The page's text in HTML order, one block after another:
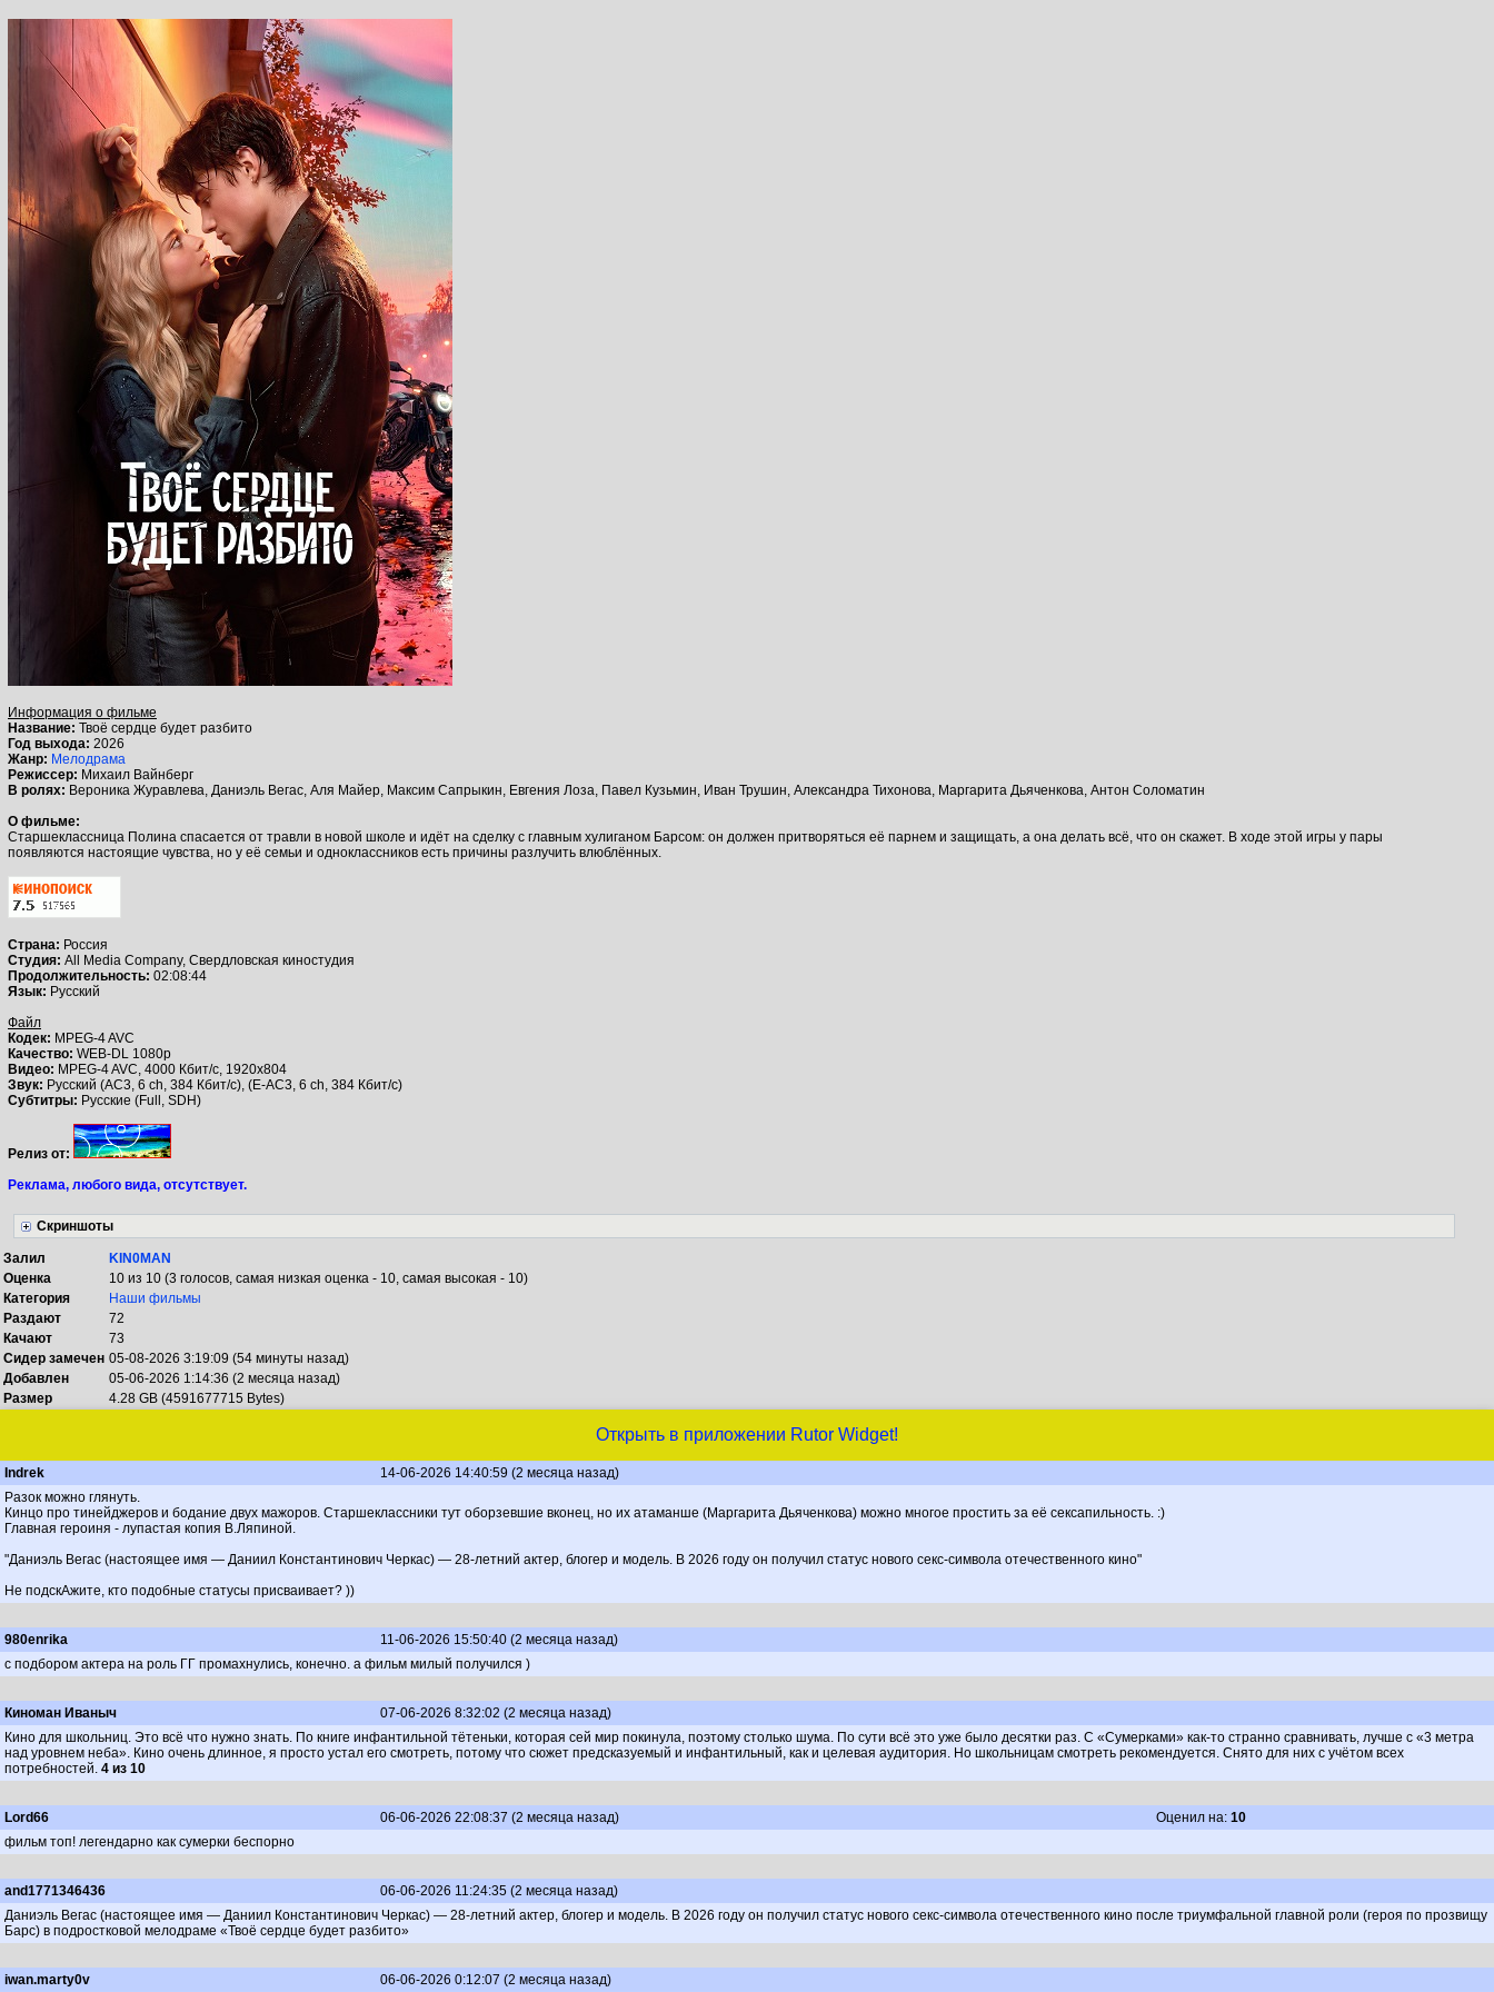
Информация о фильме
Название: Твоё сердце будет разбито
Год выхода: 2026
Жанр: Мелодрама
Режиссер: Михаил Вайнберг
В ролях: Вероника Журавлева, Даниэль Вегас, Аля Майер, Максим Сапрыкин, Евгения Лоза, Павел Кузьмин, Иван Трушин, Александра Тихонова, Маргарита Дьяченкова, Антон Соломатин
О фильме:
Старшеклассница Полина спасается от травли в новой школе и идёт на сделку с главным хулиганом Барсом: он должен притворяться её парнем и защищать, а она делать всё, что он скажет. В ходе этой игры у пары
появляются настоящие чувства, но у её семьи и одноклассников есть причины разлучить влюблённых.
Страна: Россия
Студия: All Media Company, Свердловская киностудия
Продолжительность: 02:08:44
Язык: Русский
Файл
Кодек: MPEG-4 AVC
Качество: WEB-DL 1080p
Видео: MPEG-4 AVC, 4000 Кбит/с, 1920x804
Звук: Русский (AC3, 6 ch, 384 Кбит/с), (E-AC3, 6 ch, 384 Кбит/с)
Субтитры: Русские (Full, SDH)
Релиз от:
Реклама, любого вида, отсутствует.
Скриншоты
Залил
KIN0MAN
Оценка
10 из 10 (3 голосов, самая низкая оценка - 10, самая высокая - 10)
Категория
Наши фильмы
Раздают
72
Качают
73
Сидер замечен 05-08-2026 3:19:09 (54 минуты назад)
Добавлен
05-06-2026 1:14:36 (2 месяца назад)
Размер
4.28 GB (4591677715 Bytes)
Открыть в приложении Rutor Widget!
Indrek
14-06-2026 14:40:59 (2 месяца назад)
Разок можно глянуть.
Кинцо про тинейджеров и бодание двух мажоров. Старшеклассники тут оборзевшие вконец, но их атаманше (Маргарита Дьяченкова) можно многое простить за её сексапильность. :)
Главная героиня - лупастая копия В.Ляпиной.
"Даниэль Вегас (настоящее имя — Даниил Константинович Черкас) — 28-летний актер, блогер и модель. В 2026 году он получил статус нового секс-символа отечественного кино"
Не подскАжите, кто подобные статусы присваивает? ))
980enrika
11-06-2026 15:50:40 (2 месяца назад)
с подбором актера на роль ГГ промахнулись, конечно. а фильм милый получился )
Киноман Иваныч
07-06-2026 8:32:02 (2 месяца назад)
Кино для школьниц. Это всё что нужно знать. По книге инфантильной тётеньки, которая сей мир покинула, поэтому столько шума. По сути всё это уже было десятки раз. С «Сумерками» как-то странно сравнивать, лучше с «3 метра
над уровнем неба». Кино очень длинное, я просто устал его смотреть, потому что сюжет предсказуемый и инфантильный, как и целевая аудитория. Но школьницам смотреть рекомендуется. Снято для них с учётом всех
потребностей. 4 из 10
Lord66 06-06-2026 22:08:37 (2 месяца назад) Оценил на: 10
фильм топ! легендарно как сумерки беспорно
and1771346436
06-06-2026 11:24:35 (2 месяца назад)
Даниэль Вегас (настоящее имя — Даниил Константинович Черкас) — 28-летний актер, блогер и модель. В 2026 году он получил статус нового секс-символа отечественного кино после триумфальной главной роли (героя по прозвищу
Барс) в подростковой мелодраме «Твоё сердце будет разбито»
iwan.marty0v
06-06-2026 0:12:07 (2 месяца назад)